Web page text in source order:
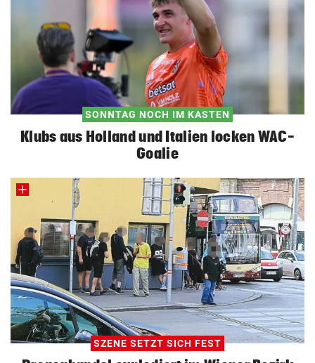
SONNTAG NOCH IM KASTEN
Klubs aus Holland und Italien locken WAC-
Goalie
SZENE SETZT SICH FEST